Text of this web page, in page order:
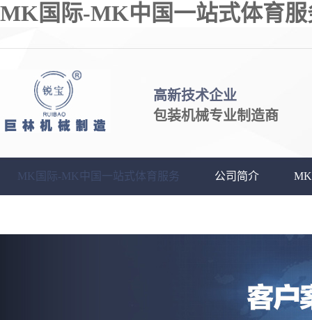
MK国际-MK中国一站式体育服
高新技术企业
包装机械专业制造商
MK国际-MK中国一站式体育服务 公司简介